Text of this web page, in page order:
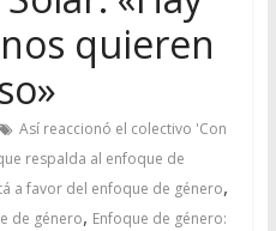
quieren
Así reaccionó el colectivo 'Con
respalda al enfoque de
a favor del enfoque de género,
de género, Enfoque de género: